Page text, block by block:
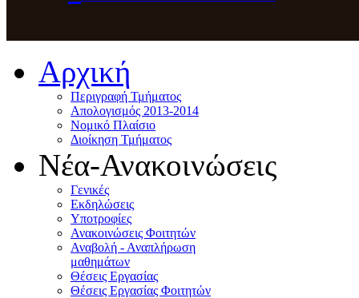
Αρχική
Περιγραφή Τμήματος
Απολογισμός 2013-2014
Νομικό Πλαίσιο
Διοίκηση Τμήματος
Νέα-Ανακοινώσεις
Γενικές
Εκδηλώσεις
Υποτροφίες
Ανακοινώσεις Φοιτητών
Αναβολή - Αναπλήρωση
μαθημάτων
Θέσεις Εργασίας
Θέσεις Εργασίας Φοιτητών